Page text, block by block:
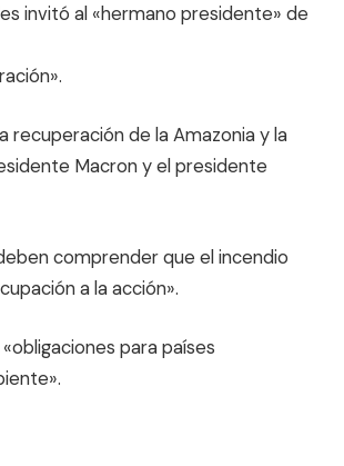
invitó al «hermano presidente» de
recuperación de la Amazonia y la
Macron y el presidente
comprender que el incendio
a la acción».
para países